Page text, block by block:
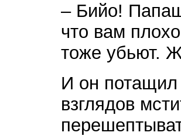
– Бийо!
что вам
тоже убьют.
И он потащил
взглядов